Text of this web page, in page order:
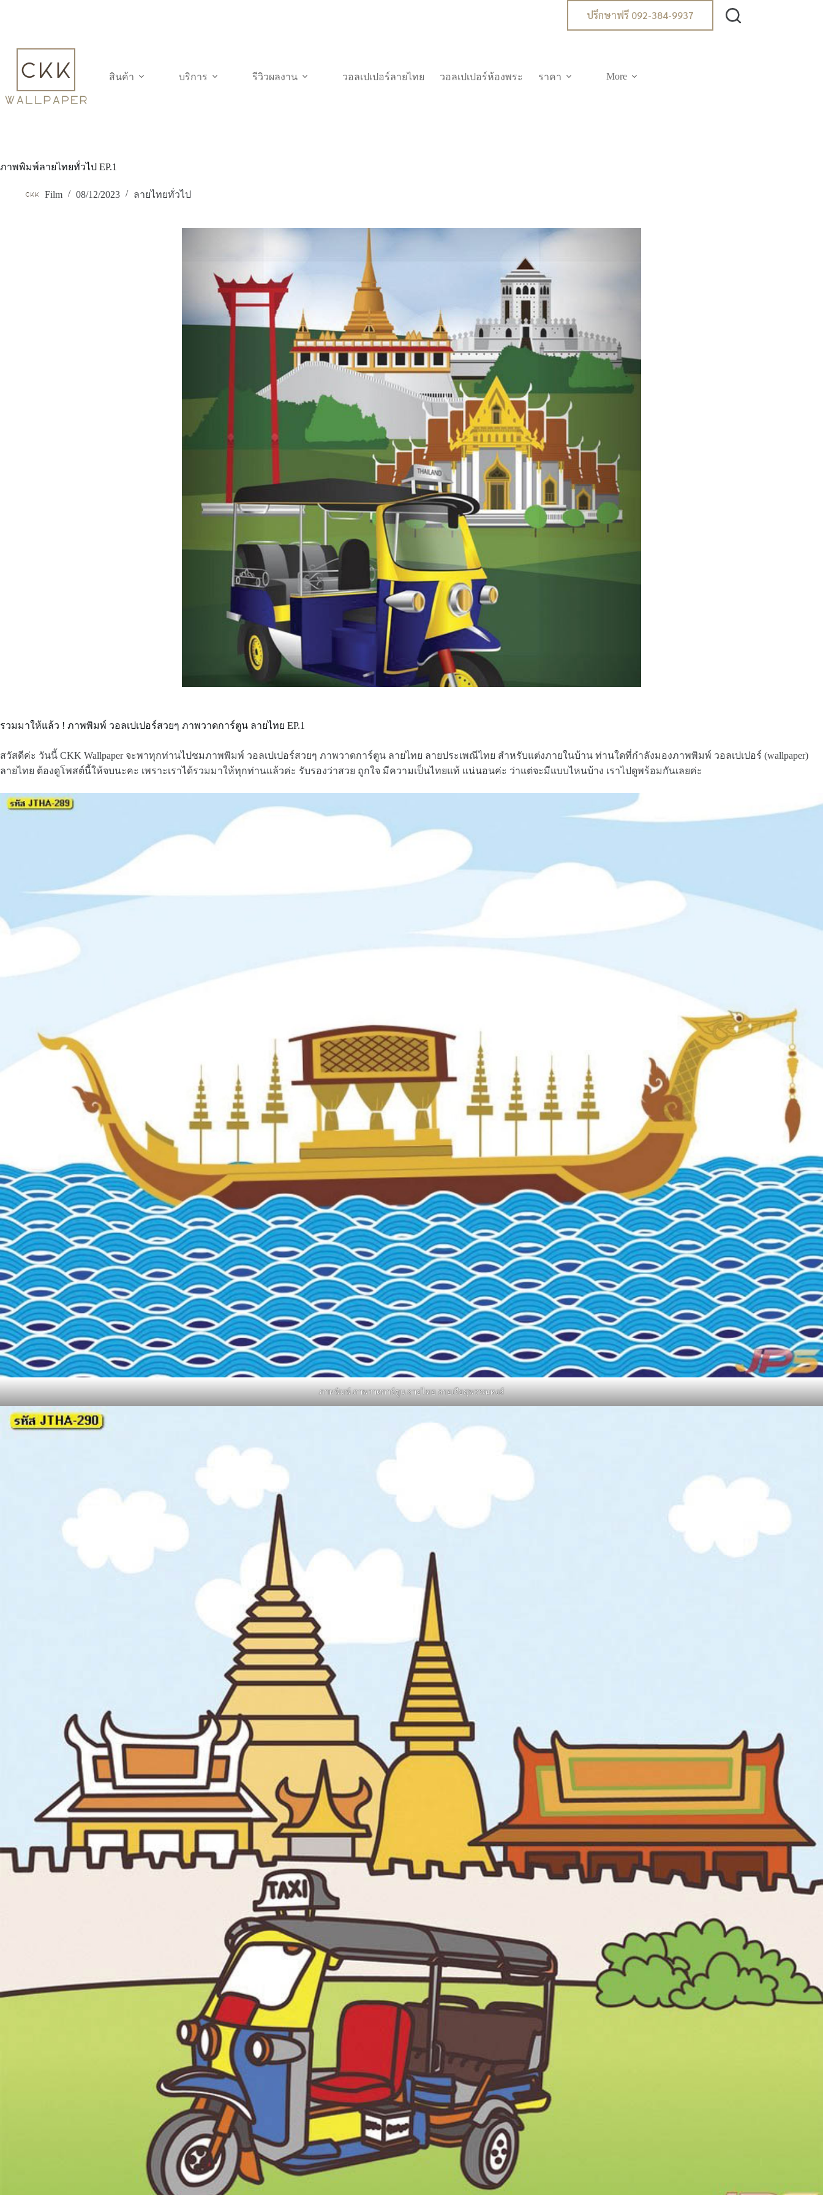
ปรึกษาฟรี 092-384-9937
สินค้า บริการ รีวิวผลงาน วอลเปเปอร์ลายไทย วอลเปเปอร์ห้องพระ ราคา More
ภาพพิมพ์ลายไทยทั่วไป EP.1
Film 08/12/2023 ลายไทยทั่วไป
รวมมาให้แล้ว ! ภาพพิมพ์ วอลเปเปอร์สวยๆ ภาพวาดการ์ตูน ลายไทย EP.1
สวัสดีค่ะ วันนี้ CKK Wallpaper จะพาทุกท่านไปชมภาพพิมพ์ วอลเปเปอร์สวยๆ ภาพวาดการ์ตูน ลายไทย ลายประเพณีไทย สำหรับแต่งภายในบ้าน ท่านใดที่กำลังมองภาพพิมพ์ วอลเปเปอร์ (wallpaper)
ลายไทย ต้องดูโพสต์นี้ให้จบนะคะ เพราะเราได้รวมมาให้ทุกท่านแล้วค่ะ รับรองว่าสวย ถูกใจ มีความเป็นไทยแท้ แน่นอนค่ะ ว่าแต่จะมีแบบไหนบ้าง เราไปดูพร้อมกันเลยค่ะ
ภาพพิมพ์ ภาพวาดการ์ตูน ลายไทย ลายเรือสุพรรณหงส์